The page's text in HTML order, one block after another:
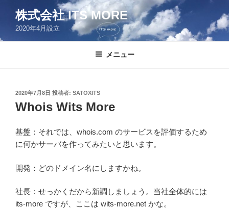
ン
株式会社 ITS MORE
2020年4月設立
メニュー
投
稿
日:
2020年7月8日 投稿者: SATOXITS
Whois Wits More
基盤：それでは、whois.com のサービスを評価するため
に何かサーバを作ってみたいと思います。
開発：どのドメイン名にしますかね。
社長：せっかくだから新調しましょう。当社全体的には
its-more ですが、ここは wits-more.net かな。